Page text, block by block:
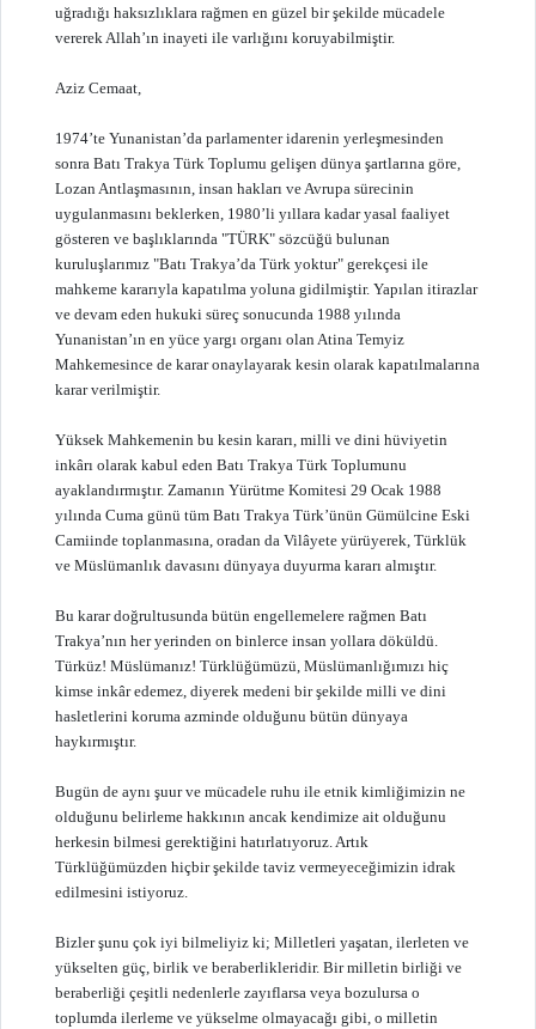
uğradığı haksızlıklara rağmen en güzel bir şekilde mücadele
vererek Allah’ın inayeti ile varlığını koruyabilmiştir.
Aziz Cemaat,
1974’te Yunanistan’da parlamenter idarenin yerleşmesinden
sonra Batı Trakya Türk Toplumu gelişen dünya şartlarına göre,
Lozan Antlaşmasının, insan hakları ve Avrupa sürecinin
uygulanmasını beklerken, 1980’li yıllara kadar yasal faaliyet
gösteren ve başlıklarında "TÜRK" sözcüğü bulunan
kuruluşlarımız "Batı Trakya’da Türk yoktur" gerekçesi ile
mahkeme kararıyla kapatılma yoluna gidilmiştir. Yapılan itirazlar
ve devam eden hukuki süreç sonucunda 1988 yılında
Yunanistan’ın en yüce yargı organı olan Atina Temyiz
Mahkemesince de karar onaylayarak kesin olarak kapatılmalarına
karar verilmiştir.
Yüksek Mahkemenin bu kesin kararı, milli ve dini hüviyetin
inkârı olarak kabul eden Batı Trakya Türk Toplumunu
ayaklandırmıştır. Zamanın Yürütme Komitesi 29 Ocak 1988
yılında Cuma günü tüm Batı Trakya Türk’ünün Gümülcine Eski
Camiinde toplanmasına, oradan da Vilâyete yürüyerek, Türklük
ve Müslümanlık davasını dünyaya duyurma kararı almıştır.
Bu karar doğrultusunda bütün engellemelere rağmen Batı
Trakya’nın her yerinden on binlerce insan yollara döküldü.
Τürküz! Μüslümanız! Türklüğümüzü, Müslümanlığımızı hiç
kimse inkâr edemez, diyerek medeni bir şekilde milli ve dini
hasletlerini koruma azminde olduğunu bütün dünyaya
haykırmıştır.
Bugün de aynı şuur ve mücadele ruhu ile etnik kimliğimizin ne
olduğunu belirleme hakkının ancak kendimize ait olduğunu
herkesin bilmesi gerektiğini hatırlatıyoruz. Artık
Türklüğümüzden hiçbir şekilde taviz vermeyeceğimizin idrak
edilmesini istiyoruz.
Bizler şunu çok iyi bilmeliyiz ki; Milletleri yaşatan, ilerleten ve
yükselten güç, birlik ve beraberlikleridir. Bir milletin birliği ve
beraberliği çeşitli nedenlerle zayıflarsa veya bozulursa o
toplumda ilerleme ve yükselme olmayacağı gibi, o milletin